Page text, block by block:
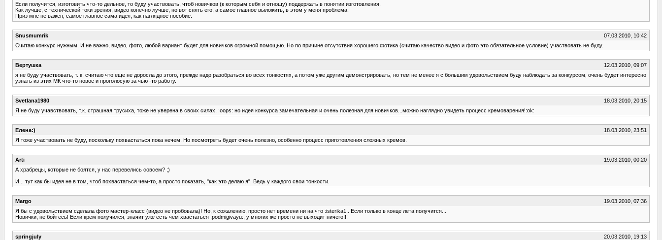
Если получится, изготовить что-то дельное, то буду участвовать, чтоб новичков (к которым себя и отношу) поддержать в понятии изготовления.
Как лучше, с технической токи зрения, видео конечно лучше, но вот снять его, а самое главное выложить, в этом у меня проблема.
Приз мне не важен, самое главное сама идея, как наглядное пособие.
Snusmumrik
07.03.2010, 10:42
Считаю конкурс нужным. И не важно, видео, фото, любой вариант будет для новичков огромной помощью. Но по причине отсутствия хорошего фотика (считаю качество видео и фото это обязательное условие) участвовать не буду.
Вертушка
12.03.2010, 09:07
я не буду участвовать, т. к. считаю что еще не доросла до этого, прежде надо разобраться во всех тонкостях, а потом уже другим демонстрировать, но тем не менее я с большим удовольствием буду наблюдать за конкурсом, очень будет интересно
узнать из этих МК что-то новое и проголосую за чью -то работу.
Svetlana1980
18.03.2010, 20:15
Я не буду учавствовать, т.к. страшная трусиха, тоже не уверена в своих силах, :oops: но идея конкурса замечательная и очень полезная для новичков...можно наглядно увидеть процесс кремоварения!:ok:
Елена:)
18.03.2010, 23:51
Я тоже участвовать не буду, поскольку похвастаться пока нечем. Но посмотреть будет очень полезно, особенно процесс приготовления сложных кремов.
Arti
19.03.2010, 00:20
А храбрецы, которые не боятся, у нас перевелись совсем? ;)
И... тут как бы идея не в том, чтоб похвастаться чем-то, а просто показать, "как это делаю я". Ведь у каждого свои тонкости.
Margo
19.03.2010, 07:36
Я бы с удовольствием сделала фото мастер-класс (видео не пробовала)! Но, к сожалению, просто нет времени ни на что :isterika1:. Если только в конце лета получится...
Новички, не бойтесь! Если крем получился, значит уже есть чем хвастаться :podmigivayu:, у многих же просто не выходит ничего!!!
springjuly
20.03.2010, 19:13